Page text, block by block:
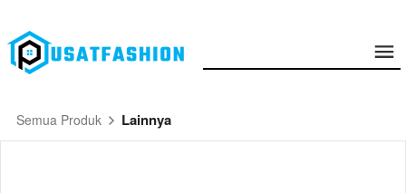
Semua Produk Lainnya